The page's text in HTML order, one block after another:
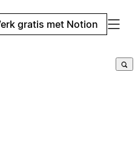
gratis met Notion